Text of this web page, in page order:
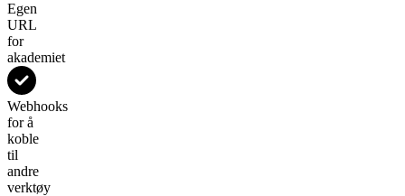
Egen
URL
for
akademiet
Webhooks
for å
koble
til
andre
verktøy